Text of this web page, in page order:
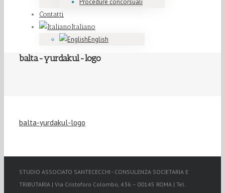
Procedure concorsuali
Contatti
Italiano
English
balta-yurdakul-logo
balta-yurdakul-logo
STUDIO ASSOCIATO SANTECECCHI - CONSULENZA SOCIETARIA E
TRIBUTARIA | Via Cristoforo Colombo, 436 – 00145 ROMA | Tel.